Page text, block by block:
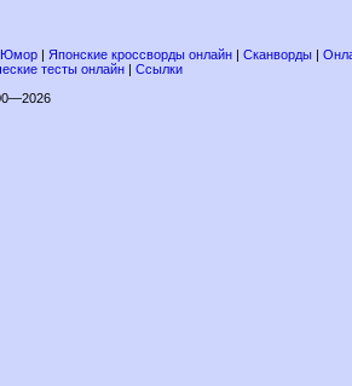
Юмор | Японские кроссворды онлайн | Сканворды |
тесты онлайн | Ссылки